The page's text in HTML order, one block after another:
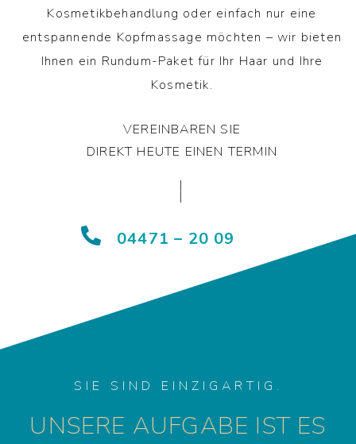
Kosmetikbehandlung oder einfach nur eine
entspannende Kopfmassage möchten – wir bieten
Ihnen ein Rundum-Paket für Ihr Haar und Ihre
Kosmetik.
VEREINBAREN SIE
DIREKT HEUTE EINEN TERMIN
|
04471 – 20 09
SIE SIND EINZIGARTIG.
UNSERE AUFGABE IST ES